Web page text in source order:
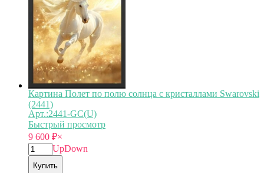
Картина Полет по полю солнца с кристаллами Swarovski
(2441)
Арт.:2441-GC(U)
Быстрый просмотр
9 600 ₽×
UpDown
Купить